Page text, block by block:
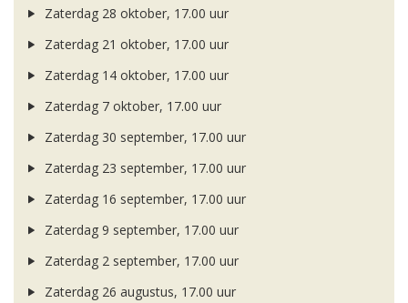
Zaterdag 28 oktober, 17.00 uur
Zaterdag 21 oktober, 17.00 uur
Zaterdag 14 oktober, 17.00 uur
Zaterdag 7 oktober, 17.00 uur
Zaterdag 30 september, 17.00 uur
Zaterdag 23 september, 17.00 uur
Zaterdag 16 september, 17.00 uur
Zaterdag 9 september, 17.00 uur
Zaterdag 2 september, 17.00 uur
Zaterdag 26 augustus, 17.00 uur